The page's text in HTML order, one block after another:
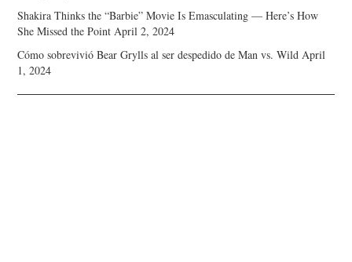
Shakira Thinks the “Barbie” Movie Is Emasculating — Here’s How
She Missed the Point April 2, 2024
Cómo sobrevivió Bear Grylls al ser despedido de Man vs. Wild April
1, 2024